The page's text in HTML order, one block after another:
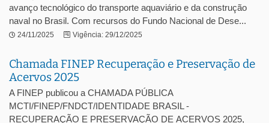
avanço tecnológico do transporte aquaviário e da construção
naval no Brasil. Com recursos do Fundo Nacional de Dese...
24/11/2025 Vigência: 29/12/2025
Chamada FINEP Recuperação e Preservação de
Acervos 2025
A FINEP publicou a CHAMADA PÚBLICA
MCTI/FINEP/FNDCT/IDENTIDADE BRASIL -
RECUPERAÇÃO E PRESERVAÇÃO DE ACERVOS 2025,